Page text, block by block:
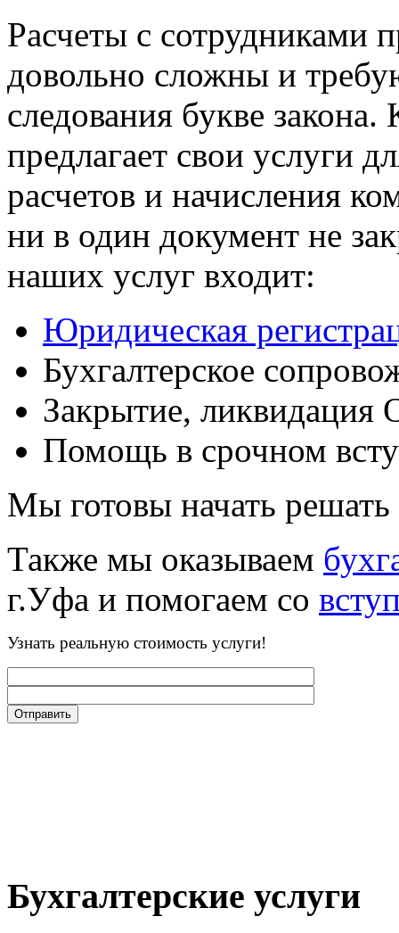
Расчеты с сотрудниками
довольно сложны и
следования букве
предлагает свои услуги
расчетов и начисления
ни в один документ не
наших услуг входит:
Юридическая
Бухгалтерское
Закрытие,
Помощь в срочном
Мы готовы начать
Также мы оказываем
г.Уфа и помогаем со
Узнать реальную стоимость услуги!
Бухгалтерские услуги